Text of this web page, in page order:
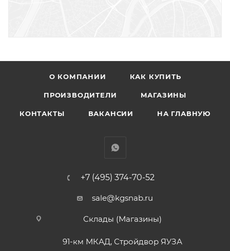
О КОМПАНИИ КАК КУПИТЬ
ПРОИЗВОДИТЕЛИ МАГАЗИНЫ
КОНТАКТЫ ВАКАНСИИ НА ГЛАВНУЮ
+7 (495) 374-70-52
sale@kgsnab.ru
Склады (Магазины)
91-км МКАД, Стройдвор ЯУЗА